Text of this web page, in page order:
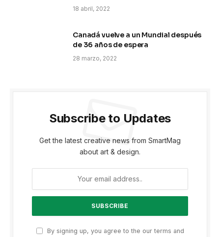
18 abril, 2022
Canadá vuelve a un Mundial después
de 36 años de espera
28 marzo, 2022
Subscribe to Updates
Get the latest creative news from SmartMag
about art & design.
By signing up, you agree to the our terms and